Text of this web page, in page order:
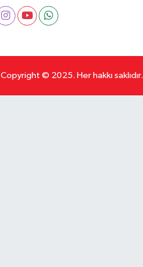
Copyright © 2025. Her hakkı saklıdır.